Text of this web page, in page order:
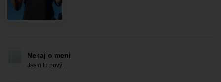
Nekaj o meni
Jsem tu nový...